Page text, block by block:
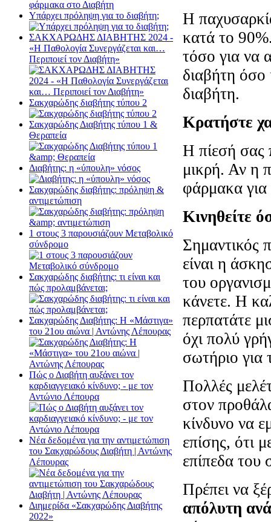
Η
κατά το
τόσο για να
διαβήτη όσο
διαβήτη.
Κρατήστε
Η πίεσή σας
μικρή. Αν η
φάρμακα για
Κινηθείτε
Σημαντικός
είναι η
του
κάνετε. Η
περπατάτε
όχι πολύ
σωτήριο για
Πολλές
στον
κίνδυνο να
επίσης, ότι
επίπεδα
Πρέπει να
απόλυτη
Υπάρχει πρόληψη για το διαβήτη;
ΣΑΚΧΑΡΩΔΗΣ ΔΙΑΒΗΤΗΣ 2024 -
«Η Παθολογία Συνεργάζεται και…
Περιποιεί τον Διαβήτη»
Σακχαρώδης διαβήτης τύπου 2
Σακχαρώδης Διαβήτης τύπου 1 &
Θεραπεία
Διαβήτης: η «ύπουλη» νόσος
Σακχαρώδης διαβήτης: πρόληψη &
αντιμετώπιση
1 στους 3 παρουσιάζουν Μεταβολικό
σύνδρομο
Σακχαρώδης διαβήτης: τι είναι και
πώς προλαμβάνεται;
Σακχαρώδης Διαβήτης: Η «Μάστιγα»
του 21ου αιώνα | Αντώνης Λέπουρας
Πώς ο Διαβήτη αυξάνει τον
καρδιαγγειακό κίνδυνο; - με τον
Αντώνιο Λέπουρα
Νέα δεδομένα για την αντιμετώπιση
του Σακχαρώδους Διαβήτη | Αντώνης
Λέπουρας
Διημερίδα «Σακχαρώδης Διαβήτης
2022»